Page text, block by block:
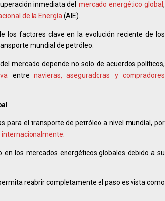
inmediata del mercado energético global,
de la Energía (AIE).
los factores clave en la evolución reciente de los
mundial de petróleo.
mercado depende no solo de acuerdos políticos,
entrenavieras, aseguradoras y compradores
para el transporte de petróleo a nivel mundial, por
los mercados energéticos globales debido a su
reabrir completamente el paso es vista como